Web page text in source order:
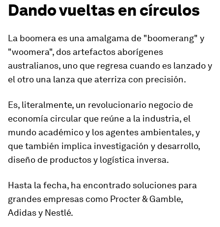
Dando vueltas en círculos
La boomera es una amalgama de "boomerang" y
"woomera", dos artefactos aborígenes
australianos, uno que regresa cuando es lanzado y
el otro una lanza que aterriza con precisión.
Es, literalmente, un revolucionario negocio de
economía circular que reúne a la industria, el
mundo académico y los agentes ambientales, y
que también implica investigación y desarrollo,
diseño de productos y logística inversa.
Hasta la fecha, ha encontrado soluciones para
grandes empresas como Procter & Gamble,
Adidas y Nestlé.